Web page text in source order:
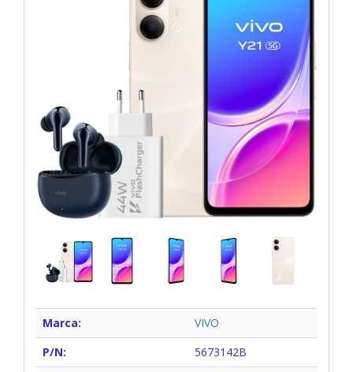
Marca:
VIVO
P/N:
5673142B